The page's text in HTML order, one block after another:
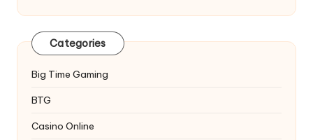
Categories
Big Time Gaming
BTG
Casino Online